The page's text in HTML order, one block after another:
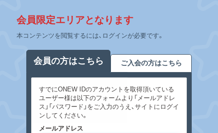
会員限定エリアとなります
本コンテンツを閲覧するには、ログインが必要です。
会員の方はこちら ご入会の方はこちら
すでにONEW IDのアカウントを取得頂いている
ユーザー様は以下のフォームより「メールアドレ
ス」「パスワード」をご入力のうえ、サイトにログイ
ンしてください。
メールアドレス